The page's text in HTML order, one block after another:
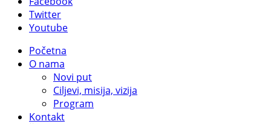
Twitter
Youtube
Početna
O nama
Novi put
Ciljevi, misija, vizija
Program
Kontakt